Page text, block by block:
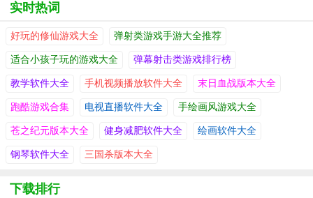
实时热词
好玩的修仙游戏大全 弹射类游戏手游大全推荐
适合小孩子玩的游戏大全 弹幕射击类游戏排行榜
教学软件大全 手机视频播放软件大全 末日血战版本大全
跑酷游戏合集 电视直播软件大全 手绘画风游戏大全
苍之纪元版本大全 健身减肥软件大全 绘画软件大全
钢琴软件大全 三国杀版本大全
下载排行